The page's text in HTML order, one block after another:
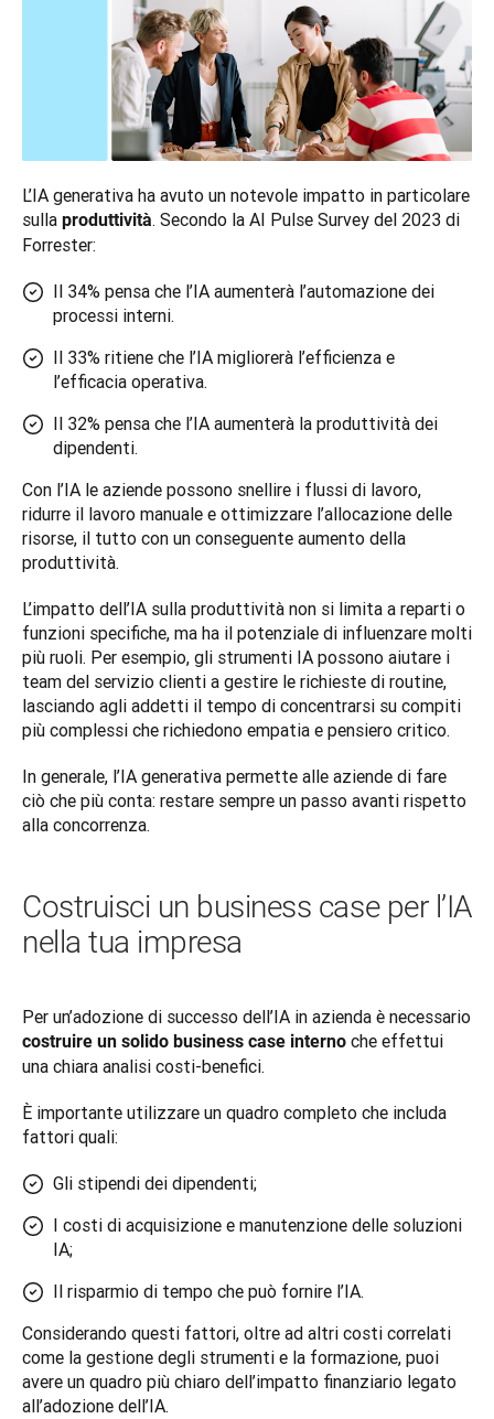
L’IA generativa ha avuto un notevole impatto in particolare
sulla produttività. Secondo la AI Pulse Survey del 2023 di
Forrester:
Il 34% pensa che l’IA aumenterà l’automazione dei
processi interni.
Il 33% ritiene che l’IA migliorerà l’efficienza e
l’efficacia operativa.
Il 32% pensa che l’IA aumenterà la produttività dei
dipendenti.
Con l’IA le aziende possono snellire i flussi di lavoro,
ridurre il lavoro manuale e ottimizzare l’allocazione delle
risorse, il tutto con un conseguente aumento della
produttività.
L’impatto dell’IA sulla produttività non si limita a reparti o
funzioni specifiche, ma ha il potenziale di influenzare molti
più ruoli. Per esempio, gli strumenti IA possono aiutare i
team del servizio clienti a gestire le richieste di routine,
lasciando agli addetti il tempo di concentrarsi su compiti
più complessi che richiedono empatia e pensiero critico.
In generale, l’IA generativa permette alle aziende di fare
ciò che più conta: restare sempre un passo avanti rispetto
alla concorrenza.
Costruisci un business case per l’IA
nella tua impresa
costruire un solido business case interno che effettui
una chiara analisi costi-benefici.
È importante utilizzare un quadro completo che includa
fattori quali:
Gli stipendi dei dipendenti;
I costi di acquisizione e manutenzione delle soluzioni
IA;
Il risparmio di tempo che può fornire l’IA.
Considerando questi fattori, oltre ad altri costi correlati
come la gestione degli strumenti e la formazione, puoi
avere un quadro più chiaro dell’impatto finanziario legato
all’adozione dell’IA.